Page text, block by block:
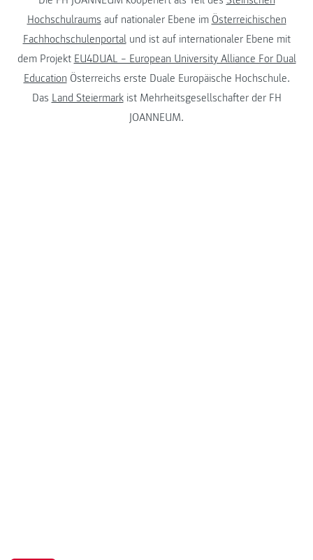
Hochschulraums auf nationaler Ebene im Österreichischen
Fachhochschulenportalund ist auf internationaler Ebene mit
dem Projekt EU4DUAL – European University Alliance For Dual
Education Österreichs erste Duale Europäische Hochschule.
Das Land Steiermarkist Mehrheitsgesellschafter der FH
JOANNEUM.